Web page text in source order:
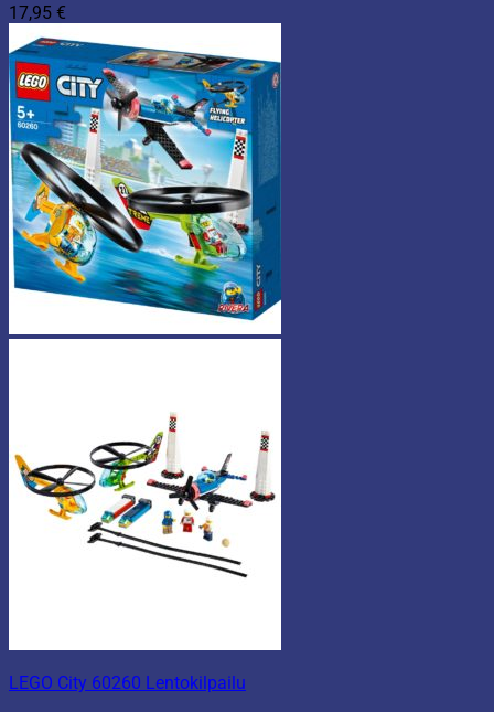
17,95 €
LEGO City 60260 Lentokilpailu